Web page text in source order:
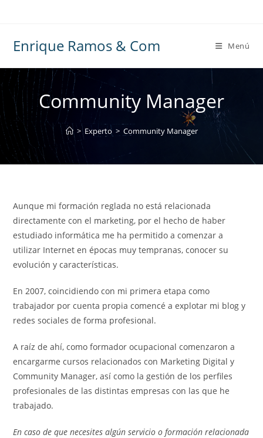
Enrique Ramos & Com Menú
Community Manager
> Experto > Community Manager
Aunque mi formación reglada no está relacionada
directamente con el marketing, por el hecho de haber
estudiado informática me ha permitido a comenzar a
utilizar Internet en épocas muy tempranas, conocer su
evolución y características.
En 2007, coincidiendo con mi primera etapa como
trabajador por cuenta propia comencé a explotar mi blog y
redes sociales de forma profesional.
A raíz de ahí, como formador ocupacional comenzaron a
encargarme cursos relacionados con Marketing Digital y
Community Manager, así como la gestión de los perfiles
profesionales de las distintas empresas con las que he
trabajado.
En caso de que necesites algún servicio o formación relacionada